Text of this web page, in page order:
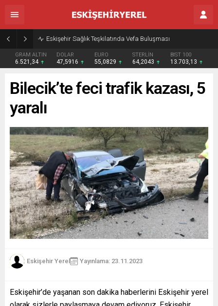
Eskişehir Sağlık Teşkilatında Vefa Buluşması
GRAM ALTIN
6.521,34
DOLAR
47,5916
EURO
55,0829
STERLİN
64,2043
BIST 100
13.703,13
Bilecik’te feci trafik kazası, 5
yaralı
Eskişehir Yerel Yayınlama: 23.11.2023
Eskişehir’de yaşanan son dakika haberlerini Eskişehir yerel